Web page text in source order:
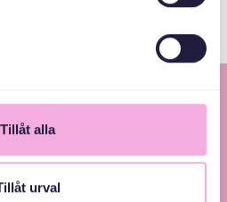
Tillåt alla
urval